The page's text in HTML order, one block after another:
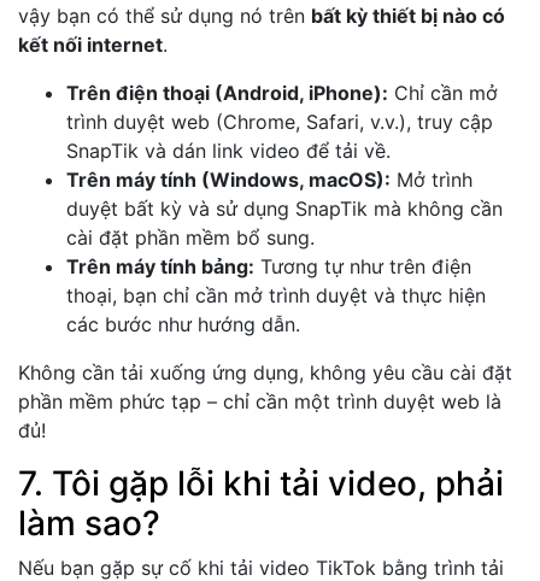
vậy bạn có thể sử dụng nó trên bất kỳ thiết bị nào có
kết nối internet.
Trên điện thoại (Android, iPhone): Chỉ cần mở
trình duyệt web (Chrome, Safari, v.v.), truy cập
SnapTik và dán link video để tải về.
Trên máy tính (Windows, macOS): Mở trình
duyệt bất kỳ và sử dụng SnapTik mà không cần
cài đặt phần mềm bổ sung.
Trên máy tính bảng: Tương tự như trên điện
thoại, bạn chỉ cần mở trình duyệt và thực hiện
các bước như hướng dẫn.
Không cần tải xuống ứng dụng, không yêu cầu cài đặt
phần mềm phức tạp – chỉ cần một trình duyệt web là
đủ!
7. Tôi gặp lỗi khi tải video, phải
làm sao?
Nếu bạn gặp sự cố khi tải video TikTok bằng trình tải